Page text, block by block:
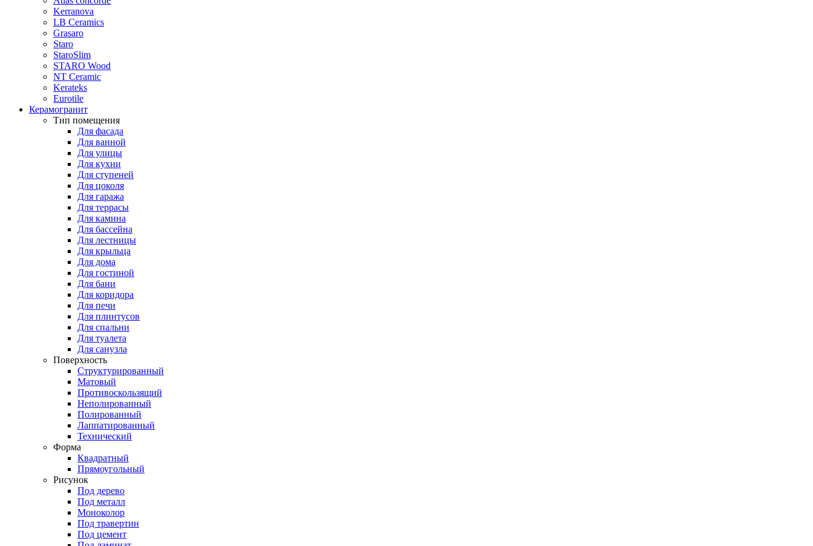
Kerranova
LB Ceramics
Grasaro
Staro
StaroSlim
STARO Wood
NT Ceramic
Kerateks
Eurotile
Керамогранит
Тип помещения
Для фасада
Для ванной
Для улицы
Для кухни
Для ступеней
Для цоколя
Для гаража
Для террасы
Для камина
Для бассейна
Для лестницы
Для крыльца
Для дома
Для гостиной
Для бани
Для коридора
Для печи
Для плинтусов
Для спальни
Для туалета
Для санузла
Поверхность
Структурированный
Матовый
Противоскользящий
Неполированный
Полированный
Лаппатированный
Технический
Форма
Квадратный
Прямоугольный
Рисунок
Под дерево
Под металл
Моноколор
Под травертин
Под цемент